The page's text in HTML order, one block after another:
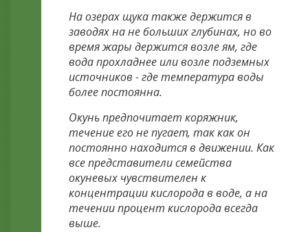
На озерах щука также держится в
заводях на не больших глубинах, но во
время жары держится возле ям, где
вода прохладнее или возле подземных
источников - где температура воды
более постоянна.
Окунь предпочитает коряжник,
течение его не пугает, так как он
постоянно находится в движении. Как
все представители семейства
окуневых чувствителен к
концентрации кислорода в воде, а на
течении процент кислорода всегда
выше.